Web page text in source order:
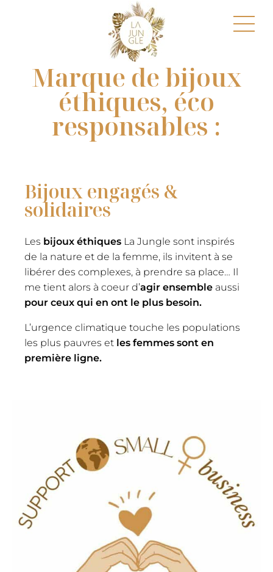
Marque de bijoux
éthiques, éco
responsables :
Bijoux engagés &
solidaires
Les bijoux éthiques La Jungle sont inspirés
de la nature et de la femme, ils invitent à se
libérer des complexes, à prendre sa place… Il
me tient alors à coeur d’agir ensemble aussi
pour ceux qui en ont le plus besoin.
L’urgence climatique touche les populations
les plus pauvres et les femmes sont en
première ligne.